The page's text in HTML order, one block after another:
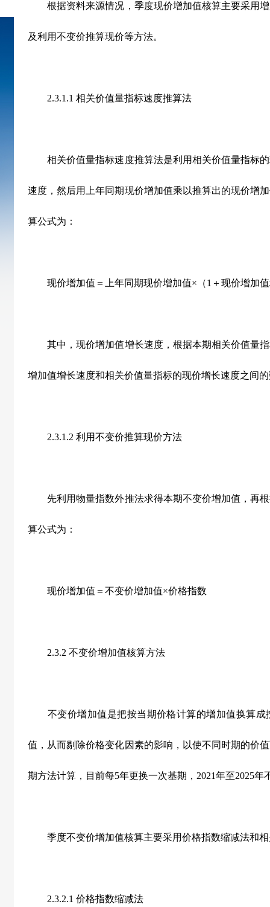
根据资料来源情况，季度现价增加值核算主要采用增
及利用不变价推算现价等方法。
2.3.1.1 相关价值量指标速度推算法
相关价值量指标速度推算法是利用相关价值量指标的
速度，然后用上年同期现价增加值乘以推算出的现价增
算公式为：
现价增加值＝上年同期现价增加值×（1＋现价增加值
其中，现价增加值增长速度，根据本期相关价值量指
增加值增长速度和相关价值量指标的现价增长速度之间
2.3.1.2 利用不变价推算现价方法
先利用物量指数外推法求得本期不变价增加值，再根
算公式为：
现价增加值＝不变价增加值×价格指数
2.3.2 不变价增加值核算方法
不变价增加值是把按当期价格计算的增加值换算成
值，从而剔除价格变化因素的影响，以使不同时期的价
期方法计算，目前每5年更换一次基期，2021年至2025年
季度不变价增加值核算主要采用价格指数缩减法和相
2.3.2.1 价格指数缩减法